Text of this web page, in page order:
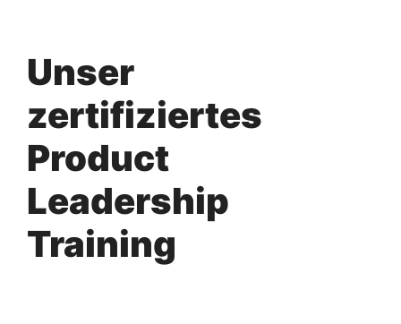
Unser
zertifiziertes
Product
Leadership
Training